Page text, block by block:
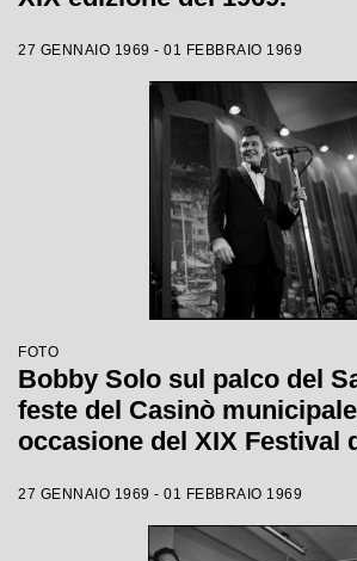
27 GENNAIO 1969 - 01 FEBBRAIO 1969
FOTO
Bobby Solo sul palco del
feste del Casinò
occasione del XIX Festival
27 GENNAIO 1969 - 01 FEBBRAIO 1969